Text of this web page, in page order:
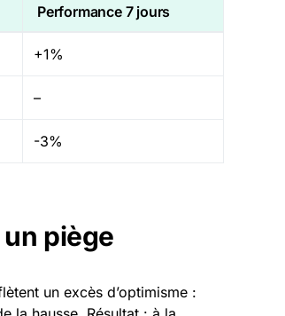
Performance 7 jours
+1%
–
-3%
piège
un excès d’optimisme :